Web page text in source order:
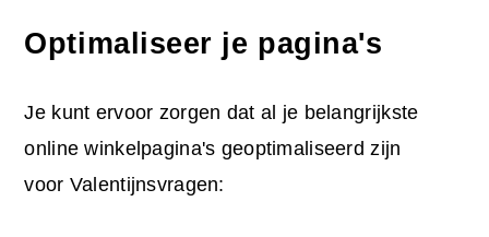
Optimaliseer je pagina's
Je kunt ervoor zorgen dat al je belangrijkste
online winkelpagina's geoptimaliseerd zijn
voor Valentijnsvragen: